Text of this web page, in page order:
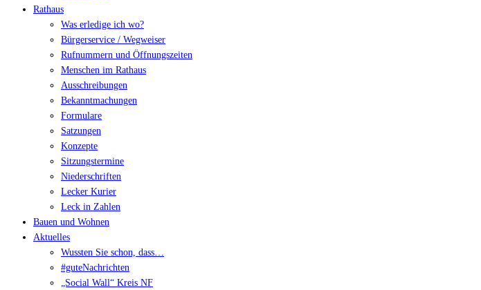
Rathaus
Was erledige ich wo?
Bürgerservice / Wegweiser
Rufnummern und Öffnungszeiten
Menschen im Rathaus
Ausschreibungen
Bekanntmachungen
Formulare
Satzungen
Konzepte
Sitzungstermine
Niederschriften
Lecker Kurier
Leck in Zahlen
Bauen und Wohnen
Aktuelles
Wussten Sie schon, dass…
#guteNachrichten
„Social Wall“ Kreis NF